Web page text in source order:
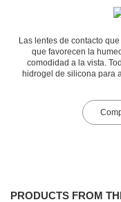
Las lentes de contacto
que favorecen la
comodidad a la vista.
hidrogel de silicona para
PRODUCTS FROM